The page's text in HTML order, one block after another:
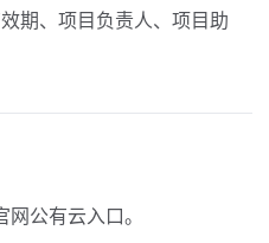
期、项目负责人、项目助
公有云入口。